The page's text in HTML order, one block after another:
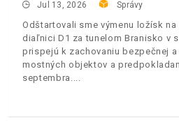
Jul 13, 2026 Správy
Odštartovali sme výmenu ložísk
diaľnici D1 za tunelom Branisko v
prispejú k zachovaniu bezpečnej
mostných objektov a
septembra.